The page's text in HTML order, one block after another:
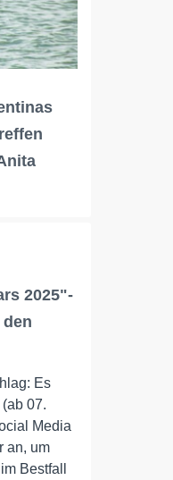
2025"-
Es
07.
Media
an, um
Bestfall